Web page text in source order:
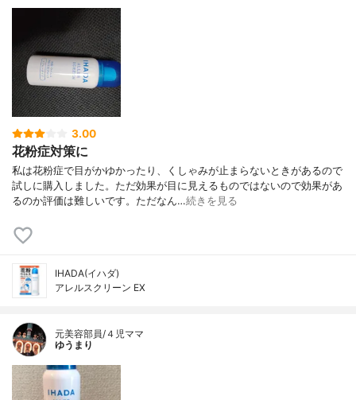
3.00
花粉症対策に
私は花粉症で目がかゆかったり、くしゃみが止まらないときがあるので
試しに購入しました。ただ効果が目に見えるものではないので効果があ
るのか評価は難しいです。ただなん…続きを見る
IHADA(イハダ)
アレルスクリーン EX
元美容部員/４児ママ
ゆうまり